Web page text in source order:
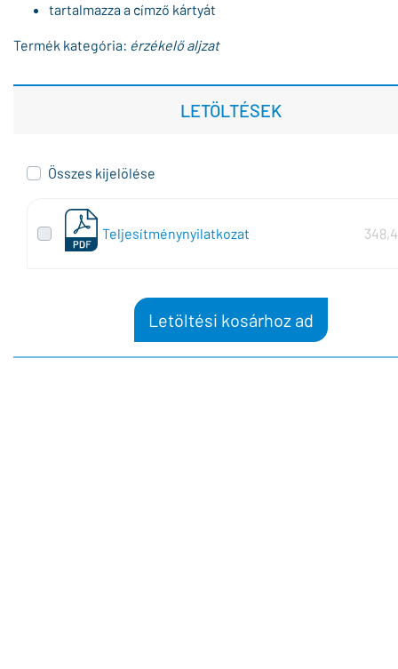
tartalmazza a címző kártyát
Termék kategória: érzékelő aljzat
LETÖLTÉSEK
Összes kijelölése
Teljesítménynyilatkozat
Letöltési kosárhoz ad